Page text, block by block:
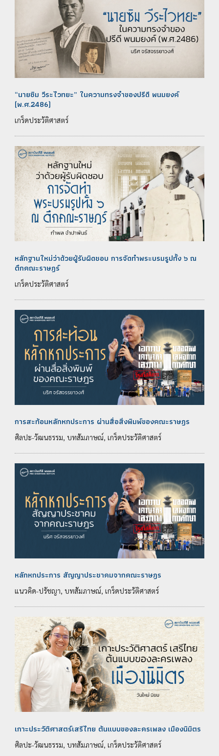
“นายซิม วีระไวทยะ” ในความทรงจำของปรีดี พนมยงค์
(พ.ศ.2486)
เกร็ดประวัติศาสตร์
หลักฐานใหม่ว่าด้วยผู้รับผิดชอบ การจัดทำพระบรมรูปทั้ง ๖ ณ
ตึกคณะราษฎร์
เกร็ดประวัติศาสตร์
การสะท้อนหลักหกประการ ผ่านสื่อสิ่งพิมพ์ของคณะราษฎร
ศิลปะ-วัฒนธรรม, บทสัมภาษณ์, เกร็ดประวัติศาสตร์
หลักหกประการ สัญญาประชาคมจากคณะราษฎร
แนวคิด-ปรัชญา, บทสัมภาษณ์, เกร็ดประวัติศาสตร์
เกาะประวัติศาสตร์เสรีไทย ต้นแบบของละครเพลง เมืองนิมิตร
ศิลปะ-วัฒนธรรม, บทสัมภาษณ์, เกร็ดประวัติศาสตร์